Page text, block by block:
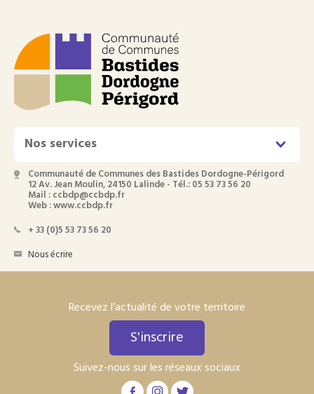
Nos services
Communauté de Communes des Bastides Dordogne-Périgord
12 Av. Jean Moulin, 24150 Lalinde - Tél.: 05 53 73 56 20
Mail : ccbdp@ccbdp.fr
Web : www.ccbdp.fr
+ 33 (0)5 53 73 56 20
Nous écrire
Recevez l’actualité de votre territoire
S'inscrire
Suivez-nous sur les réseaux sociaux